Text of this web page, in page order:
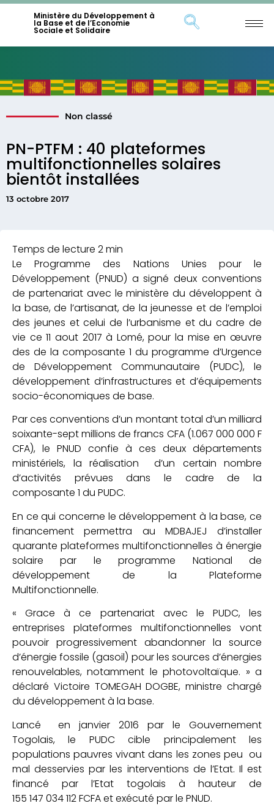
Ministère du Développement à
la Base et de l’Economie
Sociale et Solidaire
PN-PTFM : 40 plateformes
multifonctionnelles solaires
bientôt installées
13 octobre 2017
Non classé
Le Programme des Nations Unies pour le
Développement (PNUD) a signé deux conventions
de partenariat avec le ministère du développent à
la base, de l’artisanat, de la jeunesse et de l’emploi
des jeunes et celui de l’urbanisme et du cadre de
vie ce 11 aout 2017 à Lomé, pour la mise en œuvre
des de la composante 1 du programme d’Urgence
de Développement Communautaire (PUDC), le
développement d’infrastructures et d’équipements
socio-économiques de base.
Par ces conventions d’un montant total d’un milliard
soixante-sept millions de francs CFA (1.067 000 000 F
CFA), le PNUD confie à ces deux départements
ministériels, la réalisation d’un certain nombre
d’activités prévues dans le cadre de la
composante 1 du PUDC.
En ce qui concerne le développement à la base, ce
financement permettra au MDBAJEJ d’installer
quarante plateformes multifonctionnelles à énergie
solaire par le programme National de
développement de la Plateforme
Multifonctionnelle.
« Grace à ce partenariat avec le PUDC, les
entreprises plateformes multifonctionnelles vont
pouvoir progressivement abandonner la source
d’énergie fossile (gasoil) pour les sources d’énergies
renouvelables, notamment le photovoltaïque. » a
déclaré Victoire TOMEGAH DOGBE, ministre chargé
du développement à la base.
Lancé en janvier 2016 par le Gouvernement
Togolais, le PUDC cible principalement les
populations pauvres vivant dans les zones peu ou
mal desservies par les interventions de l’Etat. Il est
financé par l’Etat togolais à hauteur de
155 147 034 112 FCFA et exécuté par le PNUD.